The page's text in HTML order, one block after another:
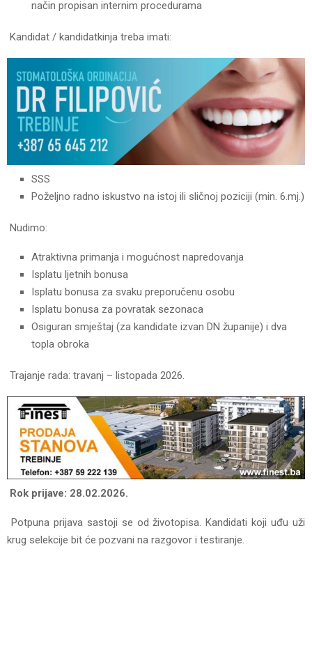
način propisan internim procedurama
Kandidat / kandidatkinja treba imati:
SSS
Poželjno radno iskustvo na istoj ili sličnoj poziciji (min. 6.mj.)
Nudimo:
Atraktivna primanja i mogućnost napredovanja
Isplatu ljetnih bonusa
Isplatu bonusa za svaku preporučenu osobu
Isplatu bonusa za povratak sezonaca
Osiguran smještaj (za kandidate izvan DN županije) i dva
topla obroka
Trajanje rada: travanj – listopada 2026.
Rok prijave: 28.02.2026.
Potpuna prijava sastoji se od životopisa. Kandidati koji uđu uži
krug selekcije bit će pozvani na razgovor i testiranje.